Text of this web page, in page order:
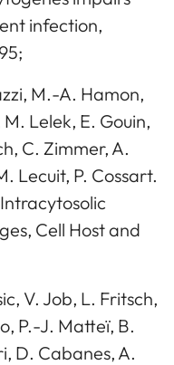
infection,
M.-A. Hamon,
Lelek, E. Gouin,
C. Zimmer, A.
Lecuit, P. Cossart.
Cell Host and
V. Job, L. Fritsch,
P.-J. Matteï, B.
D. Cabanes, A.